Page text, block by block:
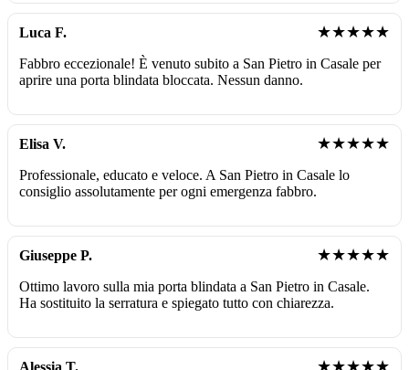
Luca F. ★★★★★
Fabbro eccezionale! È venuto subito a San Pietro in Casale per
aprire una porta blindata bloccata. Nessun danno.
Elisa V. ★★★★★
Professionale, educato e veloce. A San Pietro in Casale lo
consiglio assolutamente per ogni emergenza fabbro.
Giuseppe P. ★★★★★
Ottimo lavoro sulla mia porta blindata a San Pietro in Casale.
Ha sostituito la serratura e spiegato tutto con chiarezza.
Alessia T. ★★★★★